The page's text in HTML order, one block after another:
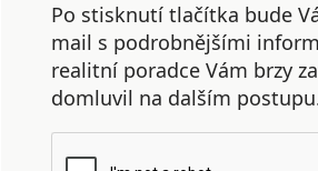
Po stisknutí tlačítka bude
mail s podrobnějšími
realitní poradce Vám brzy
domluvil na dalším